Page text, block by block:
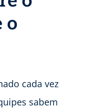
o
cada vez
sabem